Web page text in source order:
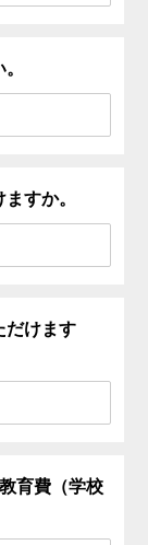
すか。
だけます
育費（学校